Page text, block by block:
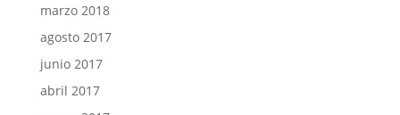
marzo 2018
agosto 2017
junio 2017
abril 2017